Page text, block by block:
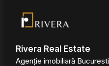
Rivera Real Estate
Agenție imobiliară Bucuresti